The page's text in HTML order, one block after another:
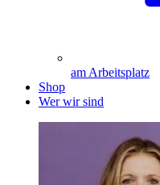
am Arbeitsplatz
Shop
Wer wir sind